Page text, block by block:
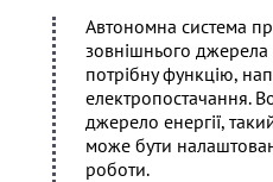
Автономна система
зовнішнього джерела
потрібну функцію,
електропостачання.
джерело енергії,
може бути
роботи.